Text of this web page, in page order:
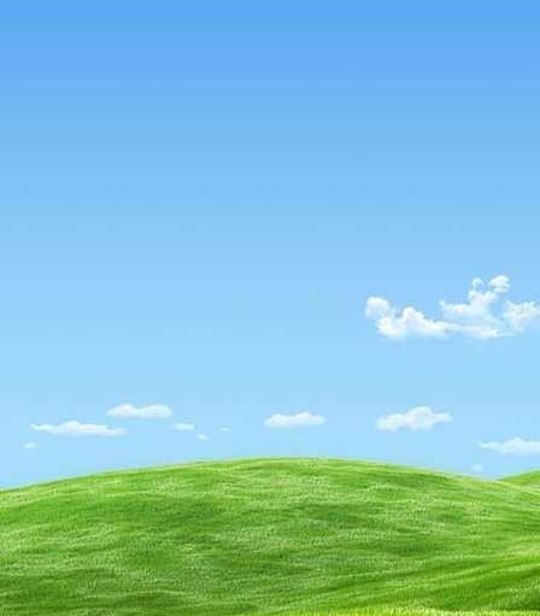
59905982_2111183352506213_6949869457070096384_n